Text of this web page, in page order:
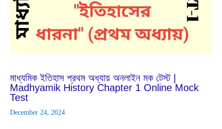
মাধ্যমিক ইতিহাস প্রথম অধ্যায় অনলাইন মক টেস্ট |
Madhyamik History Chapter 1 Online Mock
Test
December 24, 2024